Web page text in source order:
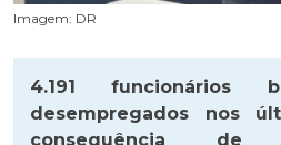
Imagem: DR
4.191 funcionários
desempregados nos
consequência de